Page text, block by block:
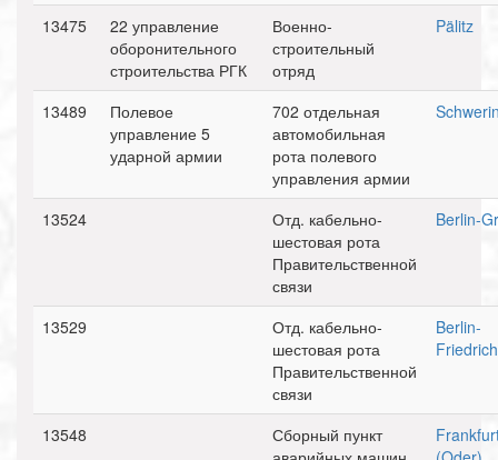
13475
22 управление
оборонительного
строительства РГК
Военно-
строительный
отряд
Pälitz
13489
Полевое
управление 5
ударной армии
702 отдельная
автомобильная
рота полевого
управления армии
13524
Отд. кабельно-
шестовая рота
Правительственной
связи
Berlin-
13529
Отд. кабельно-
шестовая рота
Правительственной
связи
Berlin-
13548
Сборный пункт